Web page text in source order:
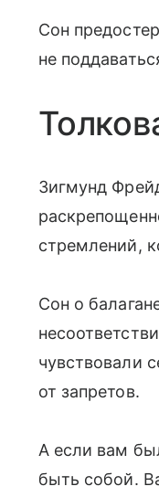
Сон
не
Зигмунд
стремлений,
Сон о
чувствовали
от запретов.
А если вам
быть собой.